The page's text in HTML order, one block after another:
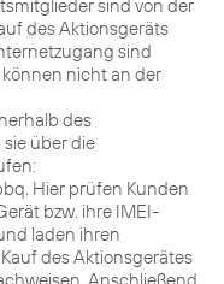
sind von der
des Aktionsgeräts
sind
nicht an der
des
über die
Hier prüfen Kunden
bzw. ihre IMEI-
laden ihren
des Aktionsgerätes